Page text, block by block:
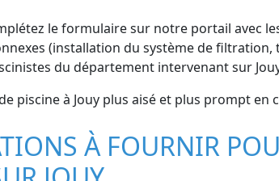
le formulaire sur notre portail avec
(installation du système de
du département intervenant sur
piscine à Jouy plus aisé et plus prompt
À FOURNIR